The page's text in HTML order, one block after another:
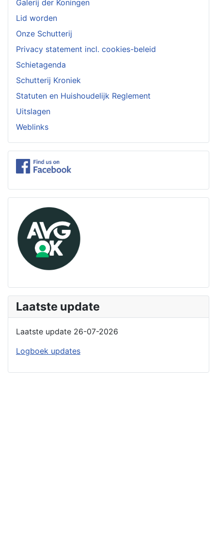
Galerij der Koningen
Lid worden
Onze Schutterij
Privacy statement incl. cookies-beleid
Schietagenda
Schutterij Kroniek
Statuten en Huishoudelijk Reglement
Uitslagen
Weblinks
Laatste update
Laatste update 26-07-2026
Logboek updates